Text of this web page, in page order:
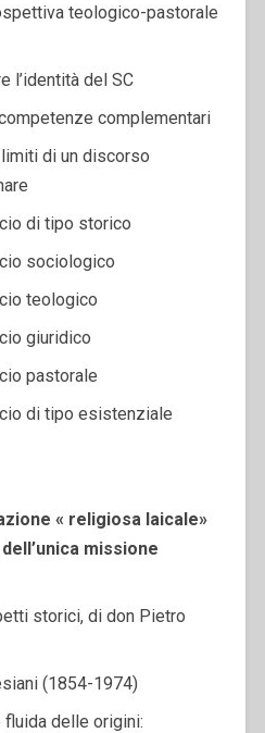
teologico-pastorale
l’identità del SC
complementari
di un discorso
di tipo storico
sociologico
teologico
giuridico
pastorale
di tipo esistenziale
« religiosa laicale»
missione
storici, di don Pietro
(1854-1974)
fluida delle origini: